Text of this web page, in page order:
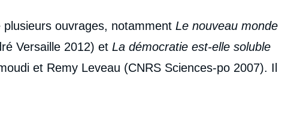
ouvrages, notamment Le nouveau monde
Versaille 2012) et La démocratie est-elle soluble
et Remy Leveau (CNRS Sciences-po 2007). Il
Fondation Charles de Gaulle. Diplômé de Science-